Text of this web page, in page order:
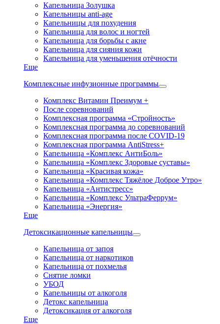
Капельница Золушка
Капельницы anti-age
Капельницы для похудения
Капельница для волос и ногтей
Капельница для борьбы с акне
Капельница для сияния кожи
Капельница для уменьшения отёчности
Еще
Комплексные инфузионные программы
Комплекс Витамин Преимум +
После соревнований
Комплексная программа «Стройность»
Комплексная программа до соревнований
Комплексная программа после COVID-19
Комплексная программа AntiStress+
Капельница «Комплекс АнтиБоль»
Капельница «Комплекс Здоровые суставы»
Капельница «Красивая кожа»
Капельница «Комплекс Тяжёлое Доброе Утро»
Капельница «Антистресс»
Капельница «Комплекс УльтраФеррум»
Капельница «Энергия»
Еще
Детоксикационные капельницы
Капельница от запоя
Капельница от наркотиков
Капельница от похмелья
Снятие ломки
УБОД
Капельницы от алкоголя
Детокс капельница
Детоксикация от алкоголя
Еще